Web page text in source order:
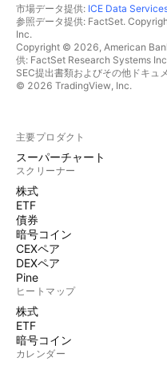
市場データ提供: ICE Data
参照データ提供: FactSet.
Inc.
Copyright © 2026, American
供: FactSet Research Systems
SEC提出書類およびその他ドキュ
© 2026 TradingView, Inc.
主要プロダクト
スーパーチャート
スクリーナー
株式
ETF
債券
暗号コイン
CEXペア
DEXペア
Pine
ヒートマップ
株式
ETF
暗号コイン
カレンダー